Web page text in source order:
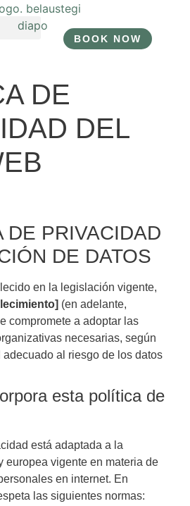
BOOK NOW
BOOK NOW
DE
DEL
DE PRIVACIDAD
DE DATOS
en la legislación vigente,
(en adelante,
compromete a adoptar las
necesarias, según
al riesgo de los datos
esta política de
está adaptada a la
europea vigente en materia de
en internet. En
las siguientes normas: